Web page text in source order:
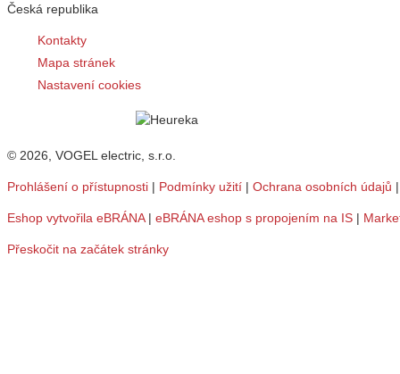
Česká republika
Kontakty
Mapa stránek
Nastavení cookies
© 2026, VOGEL electric, s.r.o.
Prohlášení o přístupnosti | Podmínky užití | Ochrana osobních údajů
Eshop vytvořila eBRÁNA| eBRÁNA eshop s propojením na IS |
Přeskočit na začátek stránky